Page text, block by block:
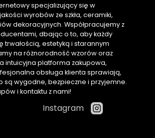
specjalizujący się w
wyrobów ze szkła, ceramiki,
dekoracyjnych. Współpracujemy z
dbając o to, aby każdy
trwałością, estetyką i starannym
na różnorodność wzorów oraz
intuicyjna platforma zakupowa,
obsługa klienta sprawiają,
są wygodne, bezpieczne i przyjemne.
i kontaktu z nami!
Instagram